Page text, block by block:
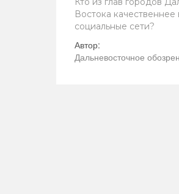
Востока качественнее
социальные сети?
Автор:
Дальневосточное